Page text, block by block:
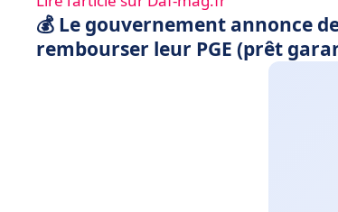
💰 Le gouvernement annonce
rembourser leur PGE (prêt